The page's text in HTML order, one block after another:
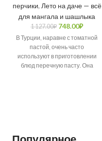
перчики, Лето на даче — всё
для мангала и шашлыка
1 127.00₽ 748.00₽
В Турции, наравне с томатной
пастой, очень часто
используют в приготовлении
блюд перечную пасту. Она